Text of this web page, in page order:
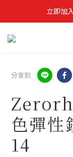
立即加
立即加
Zerorh+期間限
分享到
色彈性
14